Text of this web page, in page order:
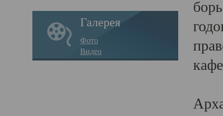
Галерея
Фото
Видео